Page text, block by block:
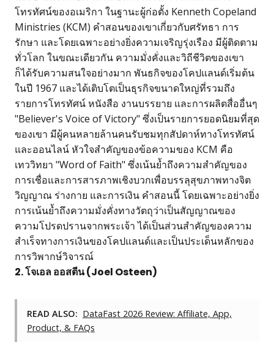
โทรทัศน์ของอเมริกา ในฐานะผู้ก่อตั้ง Kenneth Copeland
Ministries (KCM) คำสอนของเขาเกี่ยวกับศรัทธา การ
รักษา และโดยเฉพาะอย่างยิ่งความเจริญรุ่งเรือง มีผู้ติดตาม
ทั่วโลก ในขณะเดียวกัน ความมั่งคั่งและวิถีชีวิตของเขา
ก็ได้รับความสนใจอย่างมาก พันธกิจของโคปแลนด์เริ่มต้น
ในปี 1967 และได้เติบโตเป็นธุรกิจขนาดใหญ่ที่รวมถึง
รายการโทรทัศน์ หนังสือ งานบรรยาย และการผลิตสื่ออื่นๆ
"Believer's Voice of Victory" ซึ่งเป็นรายการยอดนิยมที่สุด
ของเขา มีผู้คนหลายล้านคนรับชมทุกสัปดาห์ทางโทรทัศน์
และออนไลน์ หัวใจสำคัญของข้อความของ KCM คือ
เทววิทยา "Word of Faith" ซึ่งเน้นย้ำถึงความสำคัญของ
การเชื่อและการสารภาพเชิงบวกเพื่อบรรลุสุขภาพทางจิต
วิญญาณ ร่างกาย และการเงิน คำสอนนี้ โดยเฉพาะอย่างยิ่ง
การเน้นย้ำถึงความมั่งคั่งทางวัตถุว่าเป็นสัญญาณของ
ความโปรดปรานจากพระเจ้า ได้เป็นส่วนสำคัญของความ
สำเร็จทางการเงินของโคปแลนด์และเป็นประเด็นหลักของ
การวิพากษ์วิจารณ์
2. โจเอล ออสตีน (Joel Osteen)
READ ALSO: DataFast 2026 Review: Affiliate, App,
Product, & FAQs